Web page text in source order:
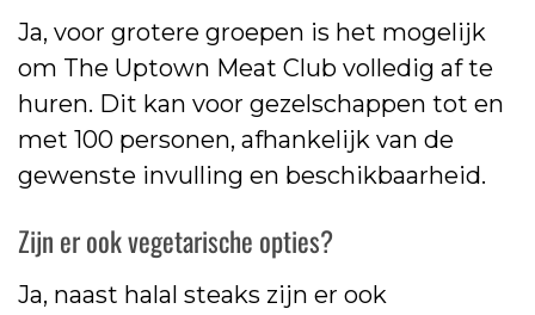
Ja, voor grotere groepen is het mogelijk
om The Uptown Meat Club volledig af te
huren. Dit kan voor gezelschappen tot en
met 100 personen, afhankelijk van de
gewenste invulling en beschikbaarheid.
Zijn er ook vegetarische opties?
Ja, naast halal steaks zijn er ook